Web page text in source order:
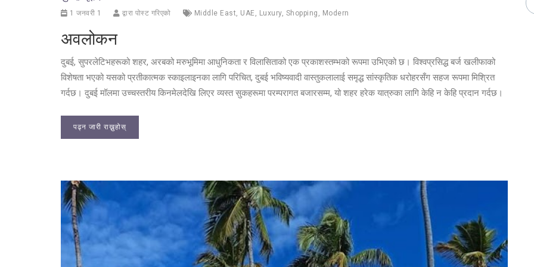
1 जनवरी 1 द्वारा पोस्ट गरिएको Middle East UAE Luxury, Shopping Modern
अवलोकन
दुबई, सुपरलेटिभहरूको शहर, अरबको मरुभूमिमा आधुनिकता र विलासिताको एक प्रकाशस्तम्भको रूपमा उभिएको छ। विश्वप्रसिद्ध बर्ज खलीफाको
विशेषता भएको यसको प्रतीकात्मक स्काइलाइनका लागि परिचित, दुबई भविष्यवादी वास्तुकलालाई समृद्ध सांस्कृतिक धरोहरसँग सहज रूपमा मिश्रित
गर्दछ। दुबई मॉलमा उच्चस्तरीय किनमेलदेखि लिएर व्यस्त सुकहरूमा परम्परागत बजारसम्म, यो शहर हरेक यात्रुका लागि केहि न केहि प्रदान गर्दछ।
पढ्न जारी राख्नुहोस्